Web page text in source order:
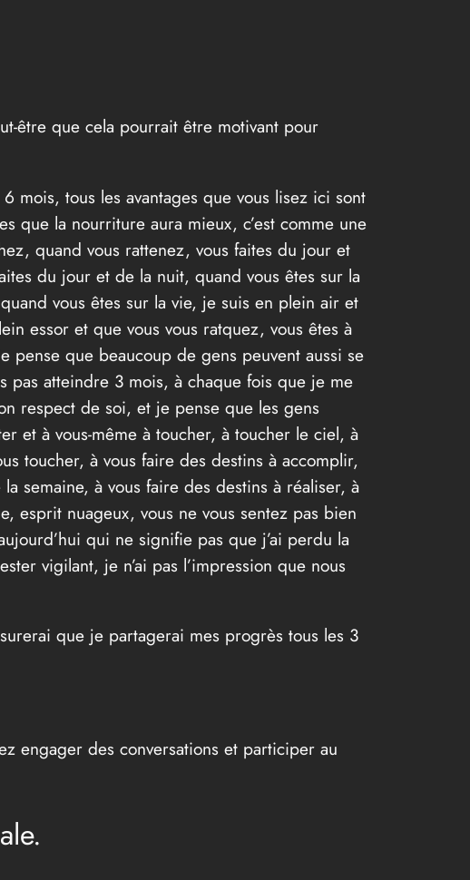
être que cela pourrait être motivant pour
mois, tous les avantages que vous lisez ici sont
que la nourriture aura mieux, c’est comme une
quand vous rattenez, vous faites du jour et
du jour et de la nuit, quand vous êtes sur la
vous êtes sur la vie, je suis en plein air et
essor et que vous vous ratquez, vous êtes à
que beaucoup de gens peuvent aussi se
atteindre 3 mois, à chaque fois que je me
respect de soi, et je pense que les gens
et à vous-même à toucher, à toucher le ciel, à
toucher, à vous faire des destins à accomplir,
semaine, à vous faire des destins à réaliser, à
esprit nuageux, vous ne vous sentez pas bien
qui ne signifie pas que j’ai perdu la
vigilant, je n’ai pas l’impression que nous
que je partagerai mes progrès tous les 3
engager des conversations et participer au